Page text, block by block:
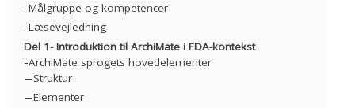
Målgruppe og kompetencer
Læsevejledning
Del 1- Introduktion til ArchiMate i FDA-kontekst
ArchiMate sprogets hovedelementer
Struktur
Elementer